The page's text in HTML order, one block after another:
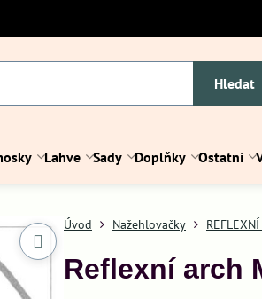
Hledat
Lahve Sady Doplňky Ostatní
Úvod Nažehlovačky REFLEXNÍ
Reflexní arch